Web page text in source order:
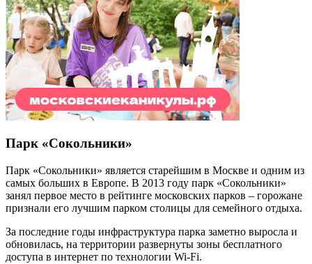
Парк «Сокольники»
Парк «Сокольники» является старейшим в Москве и одним из
самых больших в Европе. В 2013 году парк «Сокольники»
занял первое место в рейтинге московских парков – горожане
признали его лучшим парком столицы для семейного отдыха.
За последние годы инфраструктура парка заметно выросла и
обновилась, на территории развернуты зоны бесплатного
доступа в интернет по технологии Wi-Fi.